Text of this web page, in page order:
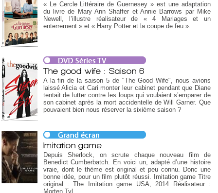
« Le Cercle Littéraire de Guernesey » est une adaptation
du livre de Mary Ann Shaffer et Annie Barrows par Mike
Newell, l’illustre réalisateur de « 4 Mariages et un
enterrement » et « Harry Potter et la coupe de feu ».
The good wife : Saison 6
A la fin de la saison 5 de "The Good Wife", nous avions
laissé Alicia et Cari monter leur cabinet pendant que Diane
tentait de lutter contre les loups qui voulaient s’emparer de
son cabinet après la mort accidentelle de Will Garner. Que
pouvaient bien nous réserver la sixième saison ?
Imitation game
Depuis Sherlock, on scrute chaque nouveau film de
Benedict Cumberbatch. En voici un, adapté d’une histoire
vraie, dont le thème est original et peu connu. Donc une
bonne idée, pour un film plutôt réussi. Imitation game Titre
original : The Imitation game USA, 2014 Réalisateur :
Morten Tyl